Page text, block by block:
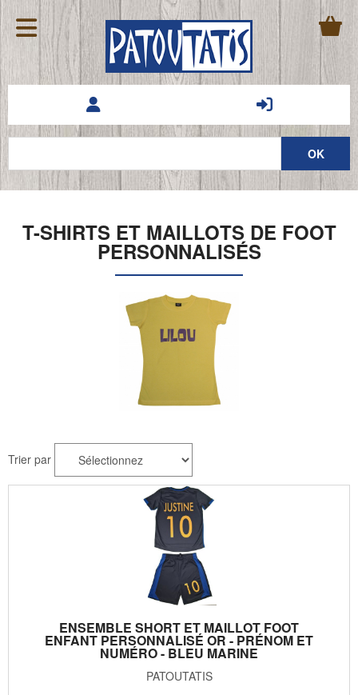
T-SHIRTS ET MAILLOTS DE FOOT
PERSONNALISÉS
Trier par
ENSEMBLE SHORT ET MAILLOT FOOT
ENFANT PERSONNALISÉ OR - PRÉNOM ET
NUMÉRO - BLEU MARINE
PATOUTATIS